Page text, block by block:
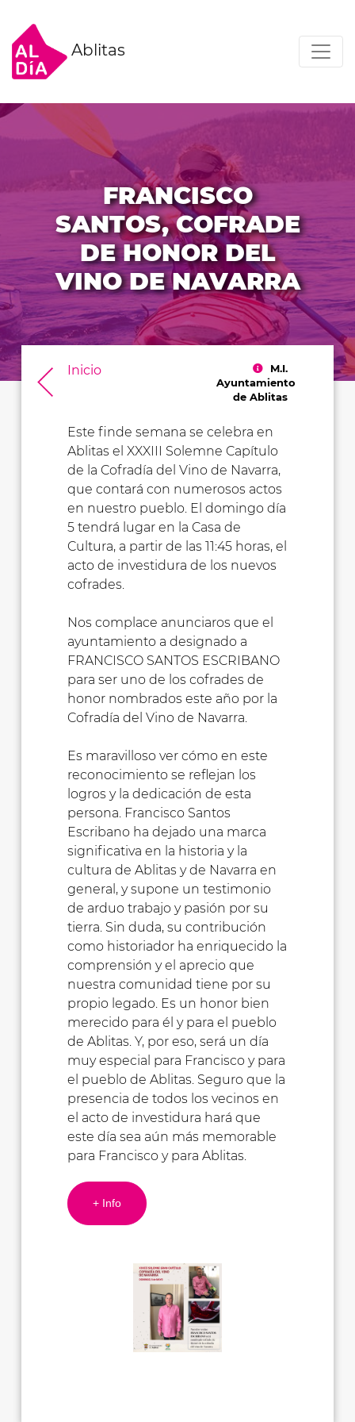
Ablitas
FRANCISCO
SANTOS, COFRADE
DE HONOR DEL
VINO DE NAVARRA
Inicio
M.I.
Ayuntamiento
de Ablitas
Este finde semana se celebra en
Ablitas el XXXIII Solemne Capítulo
de la Cofradía del Vino de Navarra,
que contará con numerosos actos
en nuestro pueblo. El domingo día
5 tendrá lugar en la Casa de
Cultura, a partir de las 11:45 horas, el
acto de investidura de los nuevos
cofrades.
Nos complace anunciaros que el
ayuntamiento a designado a
FRANCISCO SANTOS ESCRIBANO
para ser uno de los cofrades de
honor nombrados este año por la
Cofradía del Vino de Navarra.
Es maravilloso ver cómo en este
reconocimiento se reflejan los
logros y la dedicación de esta
persona. Francisco Santos
Escribano ha dejado una marca
significativa en la historia y la
cultura de Ablitas y de Navarra en
general, y supone un testimonio
de arduo trabajo y pasión por su
tierra. Sin duda, su contribución
como historiador ha enriquecido la
comprensión y el aprecio que
nuestra comunidad tiene por su
propio legado. Es un honor bien
merecido para él y para el pueblo
de Ablitas. Y, por eso, será un día
muy especial para Francisco y para
el pueblo de Ablitas. Seguro que la
presencia de todos los vecinos en
el acto de investidura hará que
este día sea aún más memorable
para Francisco y para Ablitas.
+ Info